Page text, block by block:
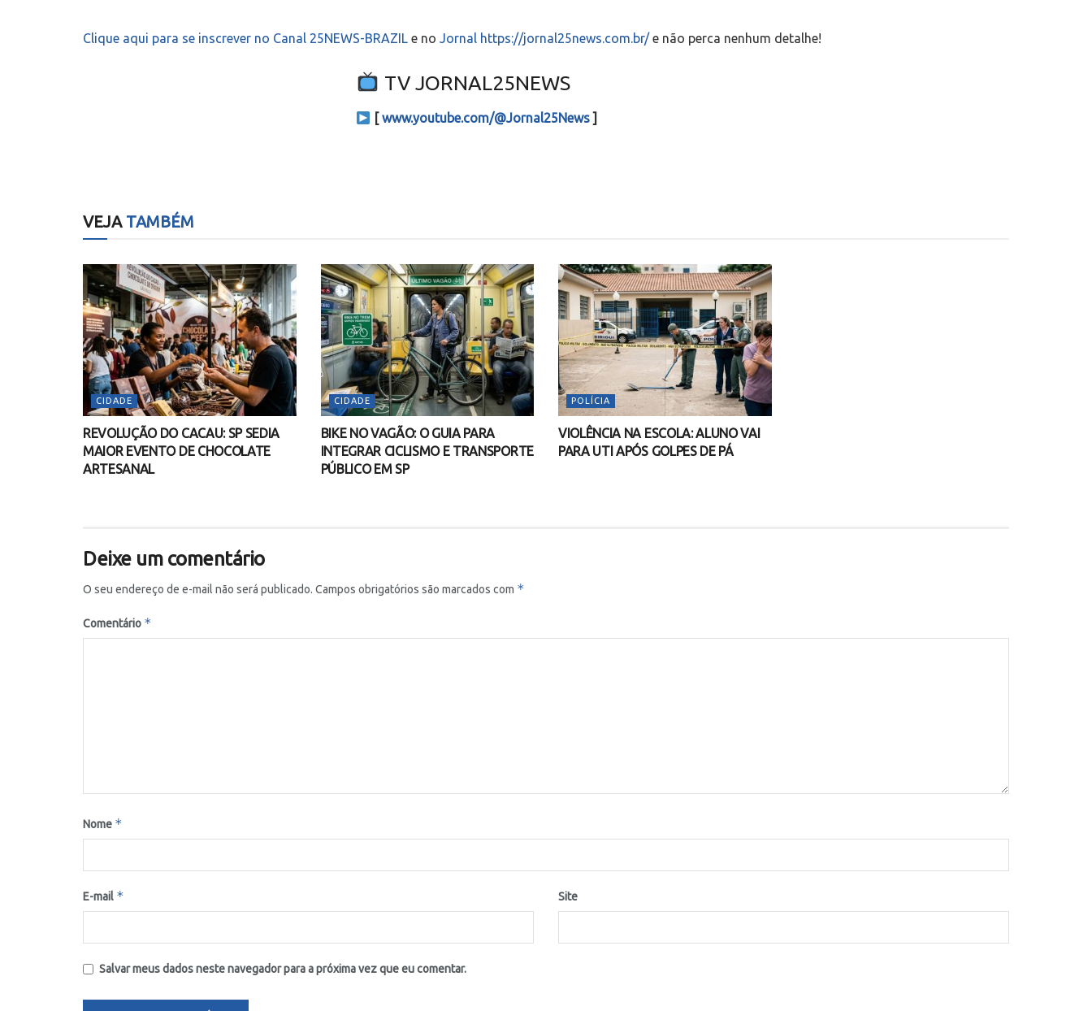
Clique aqui para se inscrever no Canal 25NEWS-BRAZIL e no Jornal https://jornal25news.com.br/e não perca nenhum detalhe!
TV JORNAL25NEWS
[www.youtube.com/@Jornal25News]
VEJATAMBÉM
CIDADE
REVOLUÇÃO DO CACAU: SP SEDIA
MAIOR EVENTO DE CHOCOLATE
ARTESANAL
CIDADE
BIKE NO VAGÃO: O GUIA PARA
INTEGRAR CICLISMO E TRANSPORTE
PÚBLICO EM SP
POLÍCIA
VIOLÊNCIA NA ESCOLA: ALUNO VAI
PARA UTI APÓS GOLPES DE PÁ
Deixe um comentário
O seu endereço de e-mail não será publicado. Campos obrigatórios são marcados com *
Comentário *
Nome *
E-mail * Site
Salvar meus dados neste navegador para a próxima vez que eu comentar.